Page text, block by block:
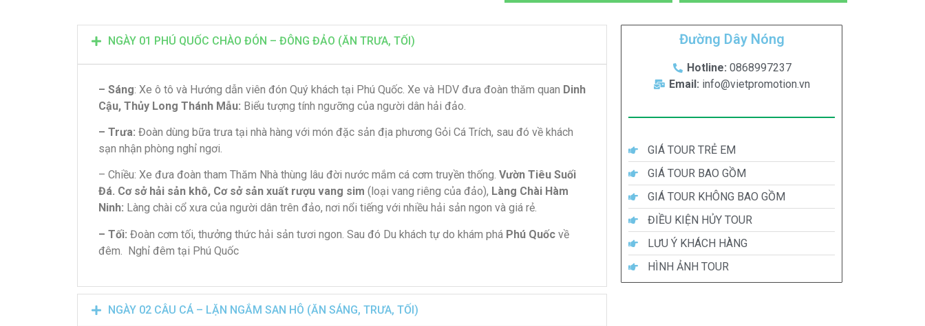
NGÀY 01 PHÚ QUỐC CHÀO ĐÓN – ĐÔNG ĐẢO (ĂN TRƯA, TỐI)
– Sáng: Xe ô tô và Hướng dẫn viên đón Quý khách tại Phú Quốc. Xe và HDV đưa đoàn thăm quan Dinh
Cậu, Thủy Long Thánh Mẫu: Biểu tượng tính ngưỡng của người dân hải đảo.
– Trưa: Đoàn dùng bữa trưa tại nhà hàng với món đặc sản địa phương Gỏi Cá Trích, sau đó về khách
sạn nhận phòng nghỉ ngơi.
– Chiều: Xe đưa đoàn tham Thăm Nhà thùng lâu đời nước mắm cá cơm truyền thống. Vườn Tiêu Suối
Đá. Cơ sở hải sản khô, Cơ sở sản xuất rượu vang sim (loại vang riêng của đảo), Làng Chài Hàm
Ninh: Làng chài cổ xưa của người dân trên đảo, nơi nổi tiếng với nhiều hải sản ngon và giá rẻ.
– Tối: Đoàn cơm tối, thưởng thức hải sản tươi ngon. Sau đó Du khách tự do khám phá Phú Quốc về
đêm. Nghỉ đêm tại Phú Quốc
NGÀY 02 CÂU CÁ – LẶN NGẮM SAN HÔ (ĂN SÁNG, TRƯA, TỐI)
Đường Dây Nóng
Hotline: 0868997237
Email: info@vietpromotion.vn
GIÁ TOUR TRẺ EM
GIÁ TOUR BAO GỒM
GIÁ TOUR KHÔNG BAO GỒM
ĐIỀU KIỆN HỦY TOUR
LƯU Ý KHÁCH HÀNG
HÌNH ẢNH TOUR